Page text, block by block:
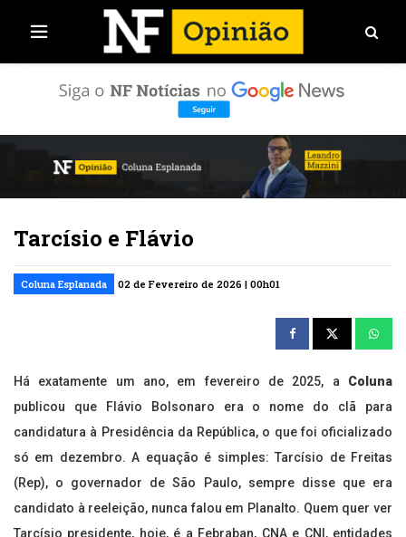
Tarcísio e Flávio
Coluna Esplanada 02 de Fevereiro de 2026 | 00h01
Há exatamente um ano, em fevereiro de 2025, a Coluna
publicou que Flávio Bolsonaro era o nome do clã para
candidatura à Presidência da República, o que foi oficializado
só em dezembro. A equação é simples: Tarcísio de Freitas
(Rep), o governador de São Paulo, sempre disse que era
candidato à reeleição, nunca falou em Planalto. Quem quer ver
Tarcísio presidente, hoje, é a Febraban, CNA e CNI, entidades